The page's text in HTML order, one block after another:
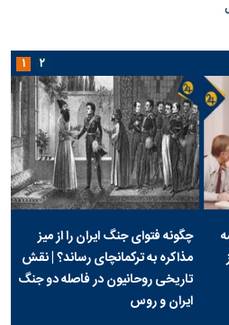
چگونه فتوای جنگ ایران را از میز
مذاکره به ترکمانچای رساند؟ | نقش
تاریخی روحانیون در فاصله دو جنگ
ایران و روس
۱ ۲